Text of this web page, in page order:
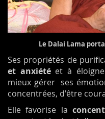
Le Dalai Lama
Ses propriétés de
et anxiétéet à
mieux gérer ses
concentrées, d'être
Elle favorise la